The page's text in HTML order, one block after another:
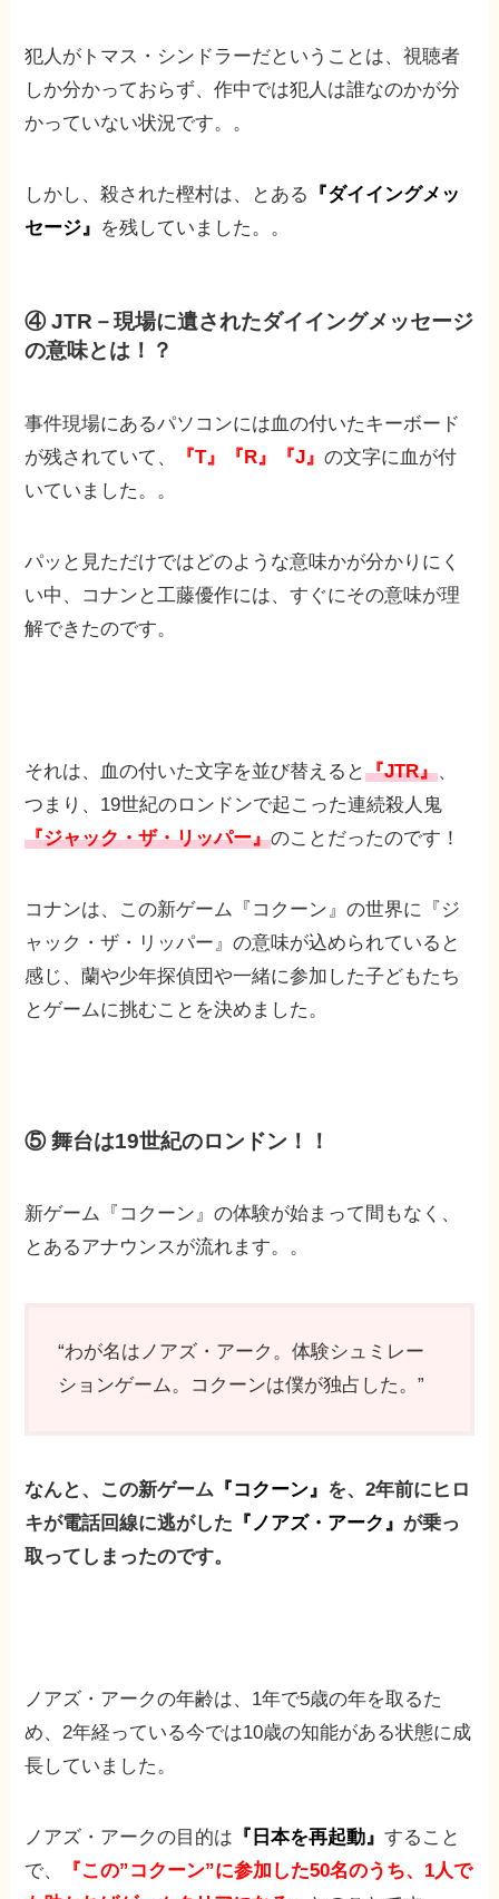
犯人がトマス・シンドラーだということは、視聴者
しか分かっておらず、作中では犯人は誰なのかが分
かっていない状況です。。
しかし、殺された樫村は、とある
『ダイイングメッ
セージ』 を残していました。。
④ JTR－現場に遺されたダイイングメッセージ
の意味とは！？
事件現場にあるパソコンには血の付いたキーボード
が残されていて、
『T』『R』『J』の文字に血が付
いていました。。
パッと見ただけではどのような意味かが分かりにく
い中、コナンと工藤優作には、すぐにその意味が理
解できたのです。
それは、血の付いた文字を並び替えると『JTR』、
つまり、19世紀のロンドンで起こった連続殺人鬼
『ジャック・ザ・リッパー』のことだったのです！
コナンは、この新ゲーム『コクーン』の世界に『ジ
ャック・ザ・リッパー』の意味が込められていると
感じ、蘭や少年探偵団や一緒に参加した子どもたち
とゲームに挑むことを決めました。
⑤ 舞台は19世紀のロンドン！！
新ゲーム『コクーン』の体験が始まって間もなく、
とあるアナウンスが流れます。。
“わが名はノアズ・アーク。体験シュミレー
ションゲーム。コクーンは僕が独占した。”
なんと、この新ゲーム 『コクーン』 を、2年前にヒロ
キが電話回線に逃がした 『ノアズ・アーク』が乗っ
取ってしまったのです。
ノアズ・アークの年齢は、1年で5歳の年を取るた
め、2年経っている今では10歳の知能がある状態に成
長していました。
ノアズ・アークの目的は 『日本を再起動』すること
で、
『この”コクーン”に参加した50名のうち、1人で